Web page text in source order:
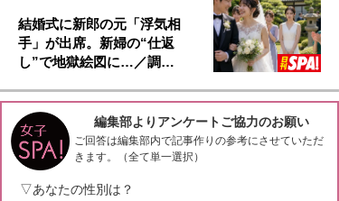
結婚式に新郎の元「浮気相
手」が出席。新婦の“仕返
し”で地獄絵図に…／調…